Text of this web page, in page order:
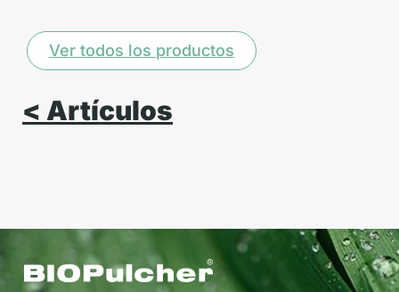
Ver todos los productos
< Artículos